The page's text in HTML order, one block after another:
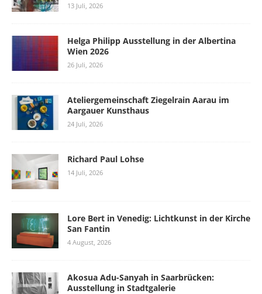
13 Juli, 2026
Helga Philipp Ausstellung in der Albertina
Wien 2026
26 Juli, 2026
Ateliergemeinschaft Ziegelrain Aarau im
Aargauer Kunsthaus
24 Juli, 2026
Richard Paul Lohse
14 Juli, 2026
Lore Bert in Venedig: Lichtkunst in der Kirche
San Fantin
4 August, 2026
Akosua Adu-Sanyah in Saarbrücken:
Ausstellung in Stadtgalerie